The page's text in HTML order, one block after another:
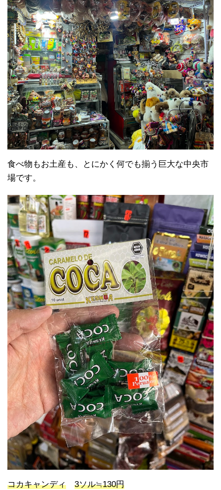
食べ物もお土産も、とにかく何でも揃う巨大な中央市
場です。
コカキャンディ 3ソル≒130円